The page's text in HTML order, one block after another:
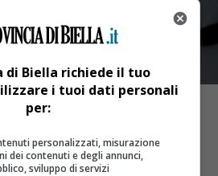
di Biella richiede il tuo
i tuoi dati personali
per:
personalizzati, misurazione
dei contenuti e degli annunci,
sviluppo di servizi